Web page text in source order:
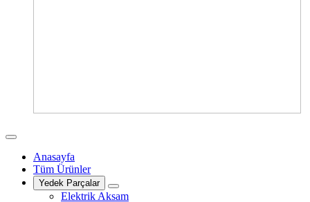
Anasayfa
Tüm Ürünler
Yedek Parçalar
Elektrik Aksam